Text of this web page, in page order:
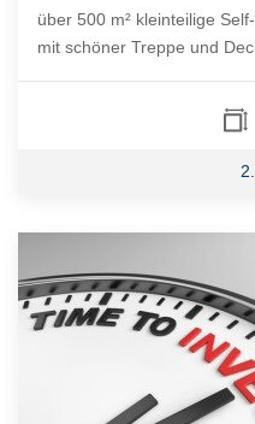
über 500 m² kleinteilige
mit schöner Treppe und